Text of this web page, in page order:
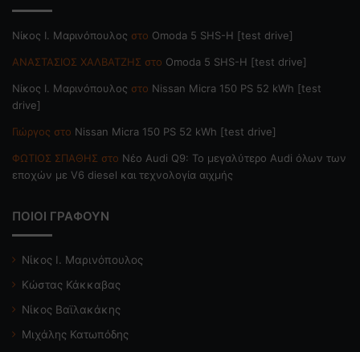
Nίκος Ι. Mαρινόπουλος στο Omoda 5 SHS-H [test drive]
ΑΝΑΣΤΑΣΙΟΣ ΧΑΛΒΑΤΖΗΣ στο Omoda 5 SHS-H [test drive]
Nίκος Ι. Mαρινόπουλος στο Nissan Micra 150 PS 52 kWh [test
drive]
Γιώργος στο Nissan Micra 150 PS 52 kWh [test drive]
ΦΩΤΙΟΣ ΣΠΑΘΗΣ στο Νέο Audi Q9: Το μεγαλύτερο Audi όλων των
εποχών με V6 diesel και τεχνολογία αιχμής
ΠΟΙΟΙ ΓΡΑΦΟΥΝ
Νίκος Ι. Μαρινόπουλος
Κώστας Κάκκαβας
Νίκος Βαϊλακάκης
Μιχάλης Κατωπόδης